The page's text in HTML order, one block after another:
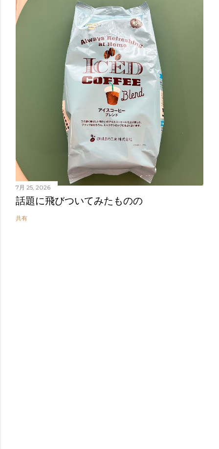
7月 25, 2026
話題に飛びついてみたものの
共有